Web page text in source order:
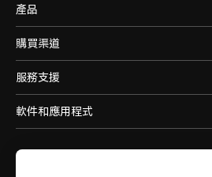
產品
購買渠道
服務支援
軟件和應用程式